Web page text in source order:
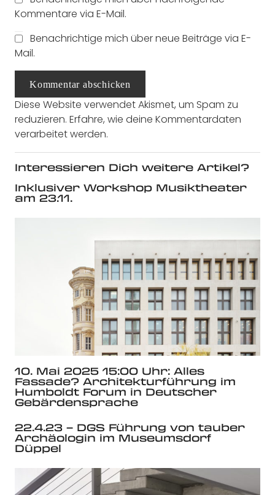
Kommentare via E-Mail.
Benachrichtige mich über neue Beiträge via E-
Mail.
Kommentar abschicken
Diese Website verwendet Akismet, um Spam zu
reduzieren. Erfahre, wie deine Kommentardaten
verarbeitet werden.
Interessieren Dich weitere Artikel?
Inklusiver Workshop Musiktheater
am 23.11.
10. Mai 2025 15:00 Uhr: Alles
Fassade? Architekturführung im
Humboldt Forum in Deutscher
Gebärdensprache
22.4.23 – DGS Führung von tauber
Archäologin im Museumsdorf
Düppel